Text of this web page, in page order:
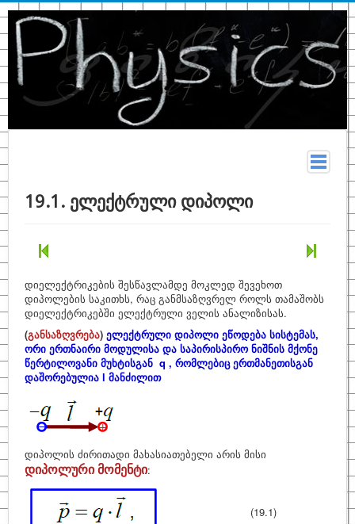
სახელმძღვანელო
ფიზიკურ მონაცემთა ცხრილები
ტერმინები
ზოგადი ფიზიკა
საინტერესო
ფიზიკოსები
საიტის შესახებ
19.1. ელექტრული დიპოლი
დიელექტრიკების შესწავლამდე მოკლედ შევეხოთ
დიპოლების საკითხს, რაც განმსაზღვრელ როლს თამაშობს
დიელექტრიკებში ელექტრული ველის ანალიზისას.
(განსაზღვრება) ელექტრული დიპოლი ეწოდება სისტემას,
ორი ერთნაირი მოდულისა და საპირისპირო ნიშნის მქონე
წერტილოვანი მუხტისგან q , რომლებიც ერთმანეთისგან
დაშორებულია l მანძილით
დიპოლის ძირითადი მახასიათებელი არის მისი
დიპოლური მომენტი:
(19.1)